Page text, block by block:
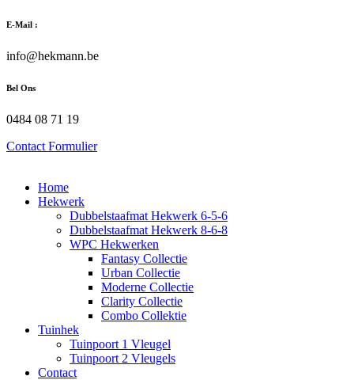
Zum
wechseln
E-Mail :
info@hekmann.be
Bel Ons
0484 08 71 19
Contact Formulier
Home
Hekwerk
Dubbelstaafmat Hekwerk 6-5-6
Dubbelstaafmat Hekwerk 8-6-8
WPC Hekwerken
Fantasy Collectie
Urban Collectie
Moderne Collectie
Clarity Collectie
Combo Collektie
Tuinhek
Tuinpoort 1 Vleugel
Tuinpoort 2 Vleugels
Contact